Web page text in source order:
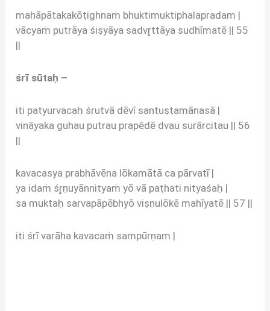
mahāpātakakōṭighnaṁ bhuktimuktiphalapradam |
vācyaṁ putrāya śiṣyāya sadvr̥ttāya sudhīmatē || 55
||
śrī sūtaḥ –
iti patyurvacaḥ śrutvā dēvī santuṣṭamānasā |
vināyaka guhau putrau prapēdē dvau surārcitau || 56
||
kavacasya prabhāvēna lōkamātā ca pārvatī |
ya idaṁ śr̥ṇuyānnityaṁ yō vā paṭhati nityaśaḥ |
sa muktaḥ sarvapāpēbhyō viṣṇulōkē mahīyatē || 57 ||
iti śrī varāha kavacaṁ sampūrṇam |